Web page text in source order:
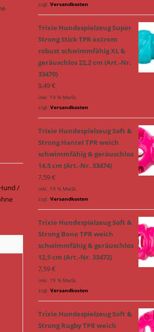
/
zzgl. Versandkosten
Trixie Hundespielzeug Super
Strong Stick TPR extrem
robust schwimmfähig XL &
geräuschlos 22,2 cm (Art.-Nr.
33470)
9,49€
inkl. 19 % MwSt.
zzgl. Versandkosten
Trixie Hundespielzeug Soft &
Strong Hantel TPR weich
schwimmfähig & geräuschlos
14,5 cm (Art.-Nr. 33474)
7,59€
inkl. 19 % MwSt.
zzgl. Versandkosten
Trixie Hundespielzeug Soft &
Strong Bone TPR weich
schwimmfähig & geräuschlos
12,5 cm (Art.-Nr. 33472)
7,59€
inkl. 19 % MwSt.
zzgl. Versandkosten
Trixie Hundespielzeug Soft &
Strong Rugby TPR weich